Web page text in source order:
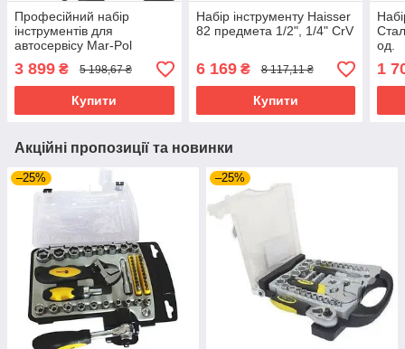
Професійний набір
інструментів для
автосервісу Mar-Pol
M58265, ударні головки та
біти 3/4" і 1".
3 899 ₴ 5 198,67 ₴
Купити
Набір інструменту Haisser
82 предмета 1/2", 1/4" CrV
6 169₴ 8 117,11 ₴
Купити
од.
1
Акційні пропозиції та новинки
–25% –25%